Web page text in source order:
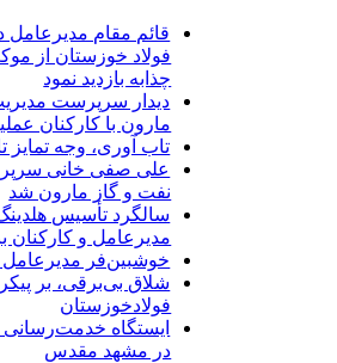
قائم مقام مدیرعامل
فولاد خوزستان از
چذابه بازدید نمود
دیدار سرپرست
مارون با کارکنان
تاب آوری، وجه تمایز
علی صفی خانی
نفت و گاز مارون شد
سالگرد تأسیس
مدیرعامل و کارکنان
خوشبین‌فر مدیرعامل
شلاق‌ بی‌برقی، بر
فولادخوزستان
ایستگاه
در مشهد مقدس